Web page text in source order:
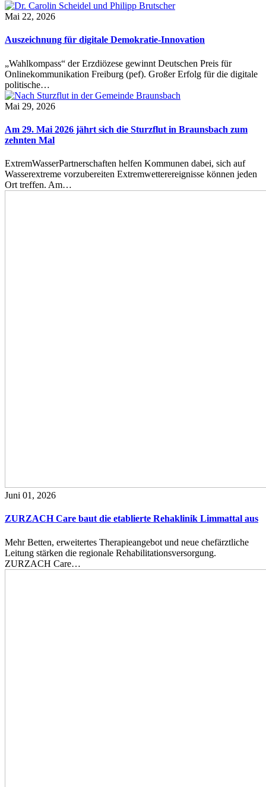
Mai 22, 2026
Auszeichnung für digitale Demokratie-Innovation
„Wahlkompass“ der Erzdiözese gewinnt Deutschen Preis für
Onlinekommunikation Freiburg (pef). Großer Erfolg für die digitale
politische…
Mai 29, 2026
Am 29. Mai 2026 jährt sich die Sturzflut in Braunsbach zum
zehnten Mal
ExtremWasserPartnerschaften helfen Kommunen dabei, sich auf
Wasserextreme vorzubereiten Extremwetterereignisse können jeden
Ort treffen. Am…
Juni 01, 2026
ZURZACH Care baut die etablierte Rehaklinik Limmattal aus
Mehr Betten, erweitertes Therapieangebot und neue chefärztliche
Leitung stärken die regionale Rehabilitationsversorgung.
ZURZACH Care…